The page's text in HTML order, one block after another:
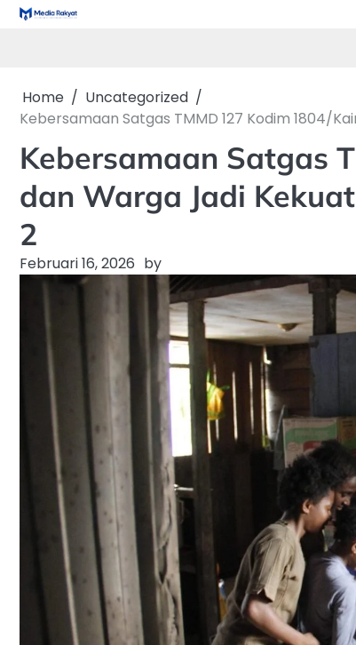
Skip
Home
Uncategorized
Kebersamaan Satgas TMMD 127 Kodim 1804/
Kebersamaan Satgas
dan Warga Jadi
2
Februari 16, 2026 by